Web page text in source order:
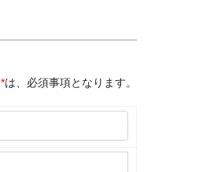
*は、必須事項となります。